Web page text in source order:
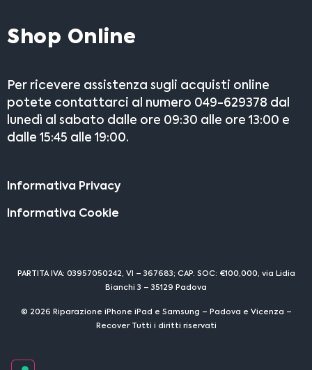
Shop Online
Per ricevere assistenza sugli acquisti online
potete contattarci al numero 049-629378 dal
lunedì al sabato dalle ore 09:30 alle ore 13:00 e
dalle 15:45 alle 19:00.
Informativa Privacy
Informativa Cookie
PARTITA IVA: 03957050242, VI – 367683; CAP. SOC: €100,000, via Lidia
Bianchi 3 – 35129 Padova
© 2026 Riparazione iPhone iPad e Samsung – Padova e Vicenza –
Recover Tutti i diritti riservati